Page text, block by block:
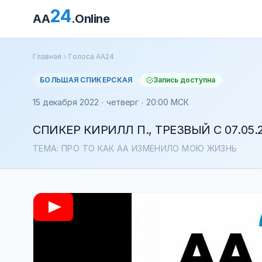
AA24.Online
Главная Голоса АА24
БОЛЬШАЯ СПИКЕРСКАЯ Запись доступна
15 декабря 2022 · четверг · 20:00 МСК
СПИКЕР КИРИЛЛ П., ТРЕЗВЫЙ С
ТЕМА: ПРО ТО КАК АА ИЗМЕНИЛО МОЮ ЖИЗНЬ